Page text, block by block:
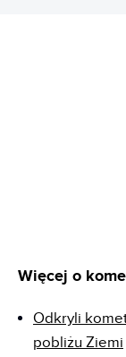
Więcej o
Odkryli
pobliżu Ziemi